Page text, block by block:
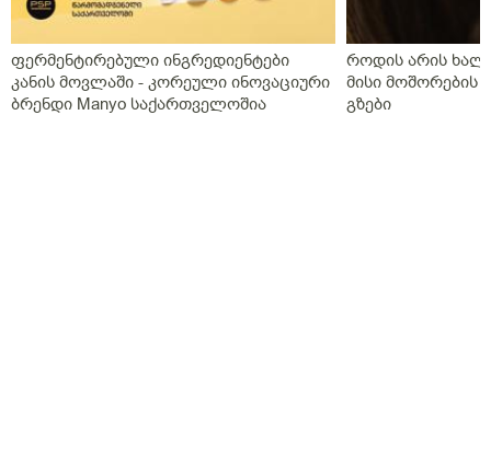
ფერმენტირებული ინგრედიენტები
კანის მოვლაში - კორეული ინოვაციური
ბრენდი Manyo საქართველოშია
როდის არის
მისი მოშორების
გზები